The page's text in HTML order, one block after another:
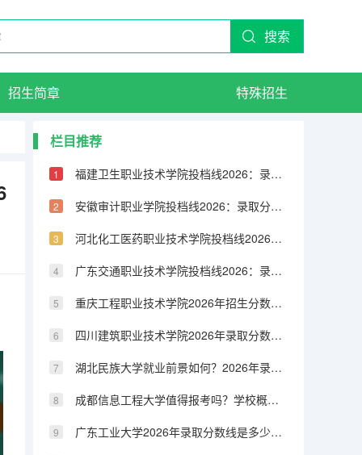
搜索
招生简章 特殊招生
栏目推荐
福建卫生职业技术学院投档线2026：录取分数线、费用与入学手续详解
安徽审计职业学院投档线2026：录取分数线、费用与入学手续详解
河北化工医药职业技术学院投档线2026：录取分数线、费用与入学手续详解
广东交通职业技术学院投档线2026：录取分数线、费用与入学手续详解
重庆工程职业技术学院2026年招生分数线预测：报到流程与生活费用指南
四川建筑职业技术学院2026年录取分数是多少？新生报到与住宿条件说明
湖北民族大学就业前景如何？2026年录取分数与专业设施详解
成都信息工程大学值得报考吗？学校概况、专业设施与录取线分析
广东工业大学2026年录取分数线是多少？专业优势与就业前景全面解析